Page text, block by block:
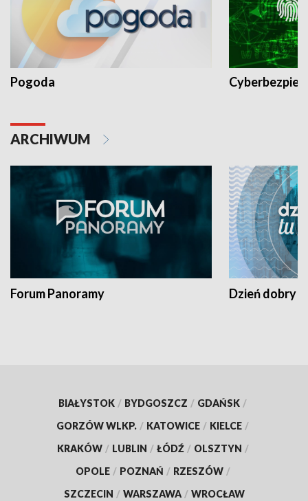
Pogoda
ARCHIWUM
Forum Panoramy Dzień dobry
BIAŁYSTOK / BYDGOSZCZ / GDAŃSK /
GORZÓW WLKP. / KATOWICE / KIELCE /
KRAKÓW / LUBLIN / ŁÓDŹ / OLSZTYN /
OPOLE / POZNAŃ / RZESZÓW /
SZCZECIN / WARSZAWA / WROCŁAW